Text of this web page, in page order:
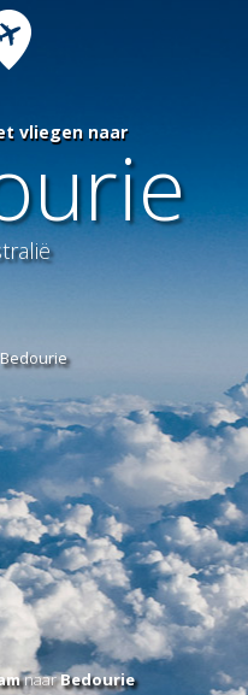
vliegen naar
naarBedourie